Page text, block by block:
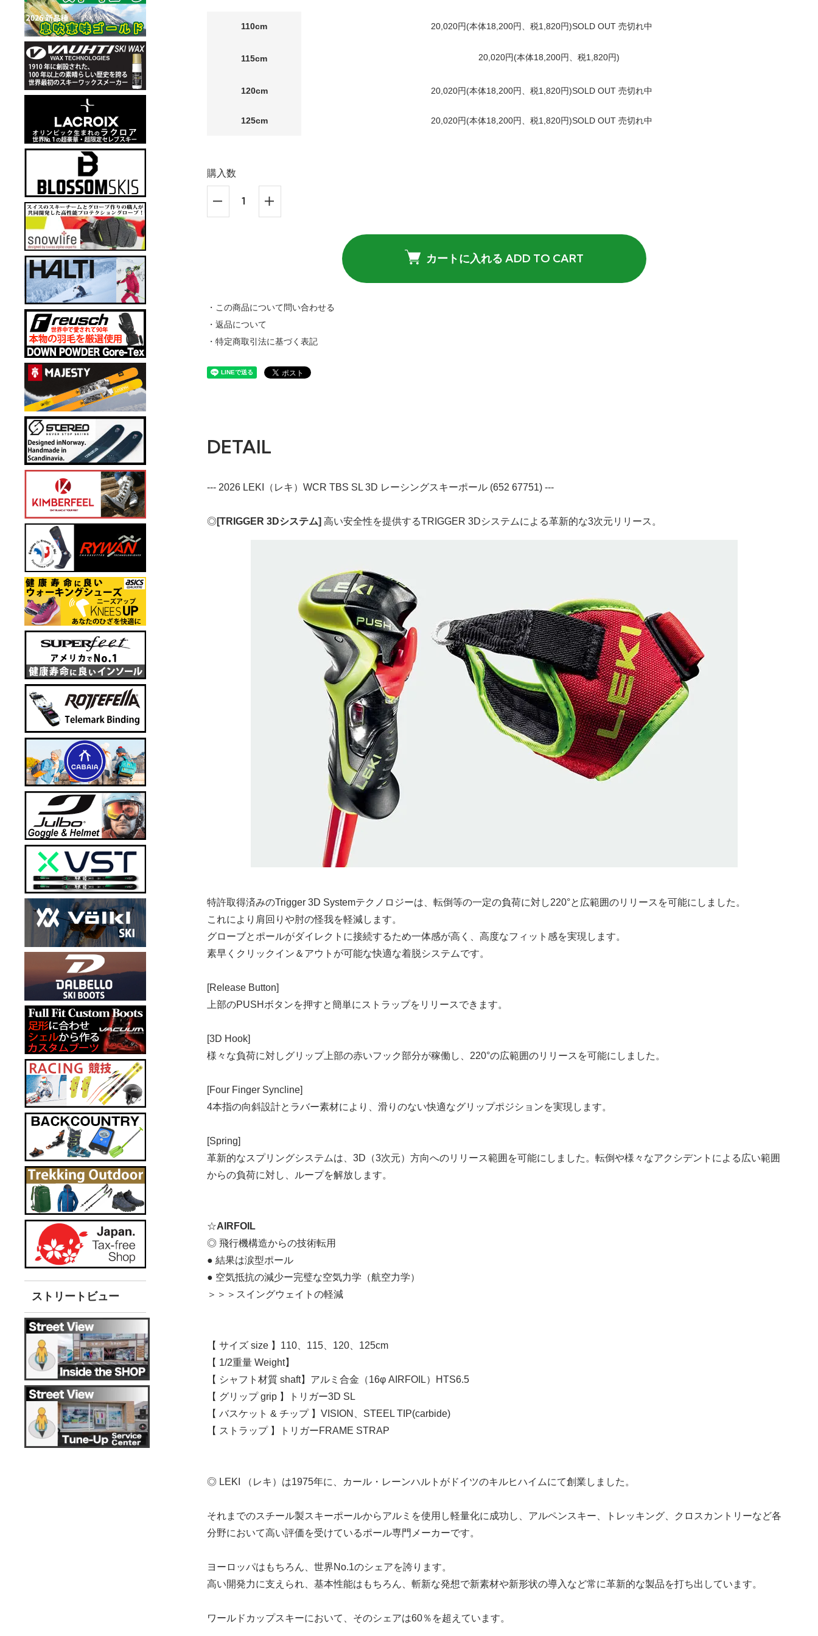
ストリートビュー
110cm 20,020円(本体18,200円、税1,820円)SOLD OUT 売切れ中
115cm 20,020円(本体18,200円、税1,820円)
120cm 20,020円(本体18,200円、税1,820円)SOLD OUT 売切れ中
125cm 20,020円(本体18,200円、税1,820円)SOLD OUT 売切れ中
購入数
カートに入れる ADD TO CART
・この商品について問い合わせる
・返品について
・特定商取引法に基づく表記
DETAIL
--- 2026 LEKI（レキ）WCR TBS SL 3D レーシングスキーポール (652 67751) ---
◎[TRIGGER 3Dシステム] 高い安全性を提供するTRIGGER 3Dシステムによる革新的な3次元リリース。
特許取得済みのTrigger 3D Systemテクノロジーは、転倒等の一定の負荷に対し220°と広範囲のリリースを可能にしました。
これにより肩回りや肘の怪我を軽減します。
グローブとポールがダイレクトに接続するため一体感が高く、高度なフィット感を実現します。
素早くクリックイン＆アウトが可能な快適な着脱システムです。
[Release Button]
上部のPUSHボタンを押すと簡単にストラップをリリースできます。
[3D Hook]
様々な負荷に対しグリップ上部の赤いフック部分が稼働し、220°の広範囲のリリースを可能にしました。
[Four Finger Syncline]
4本指の向斜設計とラバー素材により、滑りのない快適なグリップポジションを実現します。
[Spring]
革新的なスプリングシステムは、3D（3次元）方向へのリリース範囲を可能にしました。転倒や様々なアクシデントによる広い範囲
からの負荷に対し、ループを解放します。
☆AIRFOIL
◎ 飛行機構造からの技術転用
● 結果は涙型ポール
● 空気抵抗の減少ー完璧な空気力学（航空力学）
＞＞＞スイングウェイトの軽減
【 サイズ size 】110、115、120、125cm
【 1/2重量 Weight】
【 シャフト材質 shaft】アルミ合金（16φ AIRFOIL）HTS6.5
【 グリップ grip 】トリガー3D SL
【 バスケット & チップ 】VISION、STEEL TIP(carbide)
【 ストラップ 】トリガーFRAME STRAP
◎ LEKI （レキ）は1975年に、カール・レーンハルトがドイツのキルヒハイムにて創業しました。
それまでのスチール製スキーポールからアルミを使用し軽量化に成功し、アルペンスキー、トレッキング、クロスカントリーなど各
分野において高い評価を受けているポール専門メーカーです。
ヨーロッパはもちろん、世界No.1のシェアを誇ります。
高い開発力に支えられ、基本性能はもちろん、斬新な発想で新素材や新形状の導入など常に革新的な製品を打ち出しています。
ワールドカップスキーにおいて、そのシェアは60％を超えています。
20,020円(本体18,200円、税1,820円)
20,020円(本体18,200円、税1,820円)
SOLD OUT
125cm
20,020円(本体18,200円、税1,820円)